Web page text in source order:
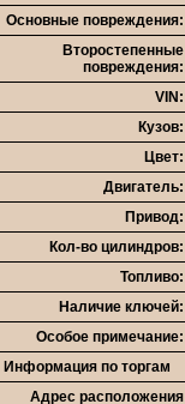
Основные повреждения:
Второстепенные
повреждения:
VIN:
Кузов:
Цвет:
Двигатель:
Привод:
Кол-во цилиндров:
Топливо:
Наличие ключей:
Особое примечание:
Информация по торгам
Адрес расположения